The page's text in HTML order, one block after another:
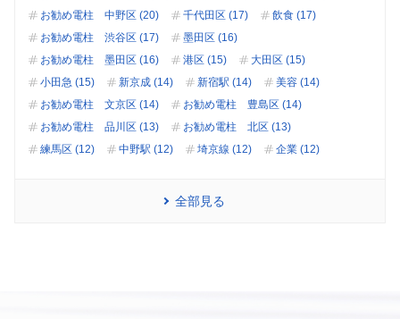
お勧め電柱 中野区 (20)
千代田区 (17)
飲食 (17)
お勧め電柱 渋谷区 (17)
墨田区 (16)
お勧め電柱 墨田区 (16)
港区 (15)
大田区 (15)
小田急 (15)
新京成 (14) 新宿駅 (14)
美容 (14)
お勧め電柱 文京区 (14)
お勧め電柱 豊島区 (14)
お勧め電柱 品川区 (13)
お勧め電柱 北区 (13)
練馬区 (12)
中野駅 (12) 埼京線 (12) 企業 (12)
全部見る